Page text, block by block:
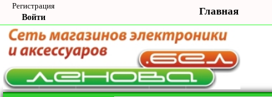
Регистрация
Войти
Главная